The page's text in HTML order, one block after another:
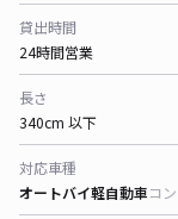
貸出時間
24時間営業
長さ
340cm 以下
対応車種
オートバイ軽自動車コ